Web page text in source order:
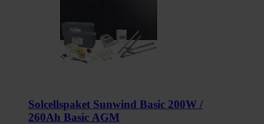
Solcellspaket Sunwind Basic 200W /
260Ah Basic AGM